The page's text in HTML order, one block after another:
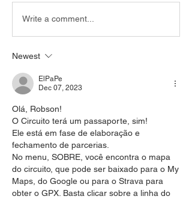
Write a comment...
Newest
ElPaPe
Dec 07, 2023
Olá, Robson!
O Circuito terá um passaporte, sim!
Ele está em fase de elaboração e
fechamento de parcerias.
No menu, SOBRE, você encontra o mapa
do circuito, que pode ser baixado para o My
Maps, do Google ou para o Strava para
obter o GPX. Basta clicar sobre a linha do